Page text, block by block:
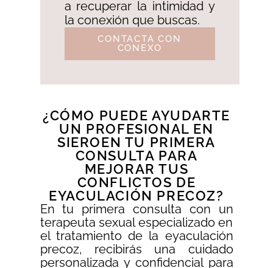
a recuperar la intimidad y
la conexión que buscas.
CONTACTA CON
CONEXO
¿CÓMO PUEDE AYUDARTE
UN PROFESIONAL EN
SIEROEN TU PRIMERA
CONSULTA PARA
MEJORAR TUS
CONFLICTOS DE
EYACULACIÓN PRECOZ?
En tu primera consulta con un
terapeuta sexual especializado en
el tratamiento de la eyaculación
precoz, recibirás una cuidado
personalizada y confidencial para